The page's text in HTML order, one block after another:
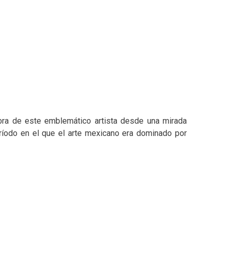
de este emblemático artista desde una mirada
en el que el arte mexicano era dominado por